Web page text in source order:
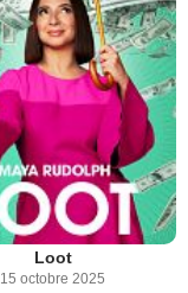
Loot
15 octobre 2025